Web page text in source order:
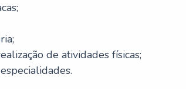
de atividades físicas;